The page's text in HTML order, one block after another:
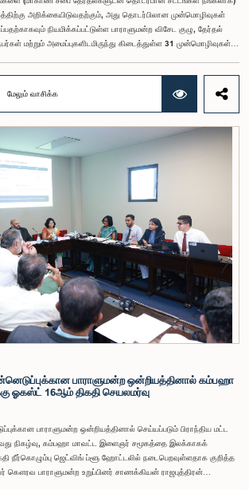
அறிக்கையிடுவதற்கும், அது தொடர்பிலான முன்மொழிவுகள்
நியமிக்கப்பட்டுள்ள பாராளுமன்ற விசேட குழு, தேர்தல்
மற்றும் அமைப்புகளிடமிருந்து கிடைத்துள்ள 31 முன்மொழிவுகள்
நிர்வாக, மாகாண சபைகள் மற்றும் உள்ளூராட்சி அமைச்சர் பேராசிரியர்
தலைமையில் அண்மையில் பாராளுமன்றத்தில் நடைபெற்ற குறித்த
இத்தீர்மானம் எடுக்கப்பட்டது.2004, 2007 மற்றும் 2022 ஆம்
விசேட குழுக்களின் அறிக்கைகள் மற்றும் தனிநபர்கள்,
31 முன்மொழிவுகளை அடிப்படையாகக் கொண்டு
விரிவான கலந்துரையாடல் இங்கு இடம்பெற்றது.உள்ளூராட்சி
தேர்தல் முறையை அறிமுகப்படுத்துதல், சிறு கட்சிகள் மற்றும்
உறுதிப்படுத்துதல், பெண்களின் பிரதிநிதித்துவத்தை
முறையை அறிமுகப்படுத்துதல், முன்கூட்டியே வாக்களிக்கும்
பல்வேறு முன்மொழிவுகள் தொடர்பில் இக்கூட்டத்தில் விசேட கவனம்
வாழும் இலங்கையர்களுக்கு வாக்களிக்கும் உரிமையை
பரிசீலிக்கப்பட்டதுடன், அதற்குத் தேவையான சட்ட மற்றும்
மேலும் விரிவான ஆய்வு மேற்கொள்ள வேண்டியதன் அவசியமும்
நியமிக்கப்பட்டுள்ள நிபுணர் குழு, கிடைத்துள்ள 31
பாராளுமன்ற விசேட குழுக்களின் அறிக்கைகளையும் பகுப்பாய்வு
பரிந்துரைகளைக் கொண்ட அறிக்கையொன்றைத் தயாரிக்கவுள்ளது.
ஆராய்ந்து அடுத்தகட்ட நடவடிக்கைகளை முன்னெடுக்க
குழு உறுப்பினரான அமைச்சர் கலாநிதி உபாலி பன்னிலகே மற்றும்
கருணாநாயக்க, ருவந்திலக ஜயக்கொடி மற்றும் கதிரவேலு
கலந்துகொண்டனர்.
மேலும் வாசிக்க
பாராளுமன்ற ஒன்றியத்தினால் கம்பஹா
ஓகஸ்ட் 16ஆம் திகதி செயலமர்வு
பாராளுமன்ற ஒன்றியத்தினால் செய்யப்படும் பிராந்திய மட்ட
நிகழ்வு, கம்பஹா மாவட்ட இளைஞர் சமூகத்தை இலக்காகக்
ஜெட்விங் ப்ளூ ஹோட்டலில் நடைபெறவுள்ளதாக குறித்த
பாராளுமன்ற உறுப்பினர் சாணக்கியன் ராஜபுத்திரன்